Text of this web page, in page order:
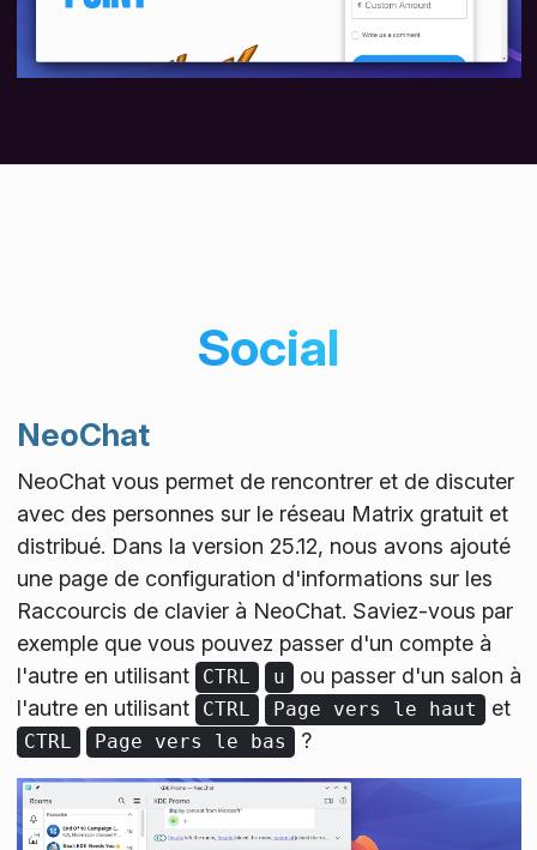
Social
NeoChat
NeoChat vous permet de rencontrer et de discuter
avec des personnes sur le réseau Matrix gratuit et
distribué. Dans la version 25.12, nous avons ajouté
une page de configuration d'informations sur les
Raccourcis de clavierà NeoChat. Saviez-vous par
exemple que vous pouvez passer d'un compte à
l'autre en utilisant
CTRL u
ou passer d'un salon à
l'autre en utilisant
CTRL Page vers le haut et
CTRL Page vers le bas ?